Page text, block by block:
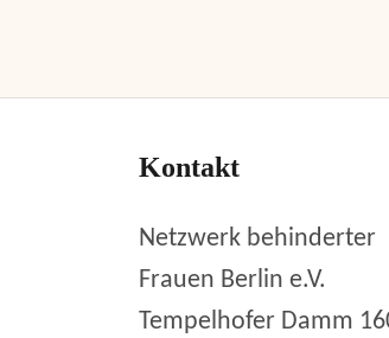
Kontakt
Netzwerk behinderter
Frauen Berlin e.V.
Tempelhofer Damm